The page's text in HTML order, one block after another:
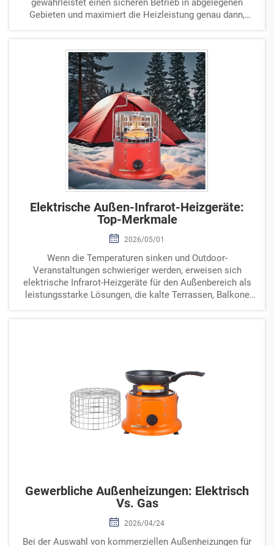
gewährleistet einen sicheren Betrieb in abgelegenen
Gebieten und maximiert die Heizleistung genau dann,
Reisen mit Ihrem Wohnmobil …
Elektrische Außen-Infrarot-Heizgeräte:
Top-Merkmale
2026/05/01
Wenn die Temperaturen sinken und Outdoor-
Veranstaltungen schwieriger werden, erweisen sich
elektrische Infrarot-Heizgeräte für den Außenbereich als
leistungsstarke Lösungen, die kalte Terrassen, Balkone
Gewerbliche Außenheizungen: Elektrisch
Vs. Gas
2026/04/24
Bei der Auswahl von kommerziellen Außenheizungen für